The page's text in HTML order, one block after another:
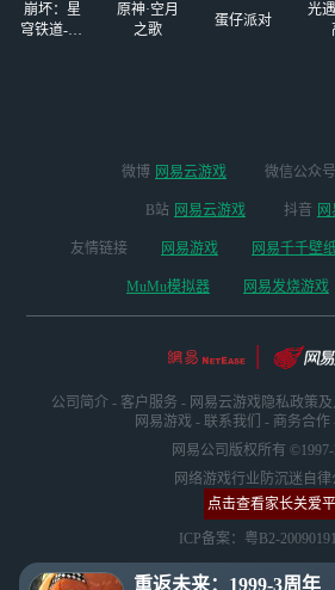
重返未来：1999-3周年
崩坏：星
穹铁道-4.4
原神·空月
之歌
蛋仔派对
光
微博 网易云游戏 微信公众号
B站 网易云游戏 抖音
友情链接 网易游戏 网易千千壁
MuMu模拟器 网易发烧游戏
公司简介 - 客户服务 - 网易云游戏隐私政策
网易游戏 - 联系我们 - 商务合作
网易公司版权所有 ©1997-
网络游戏行业防沉迷自律
点击查看家长关爱
ICP备案：粤B2-